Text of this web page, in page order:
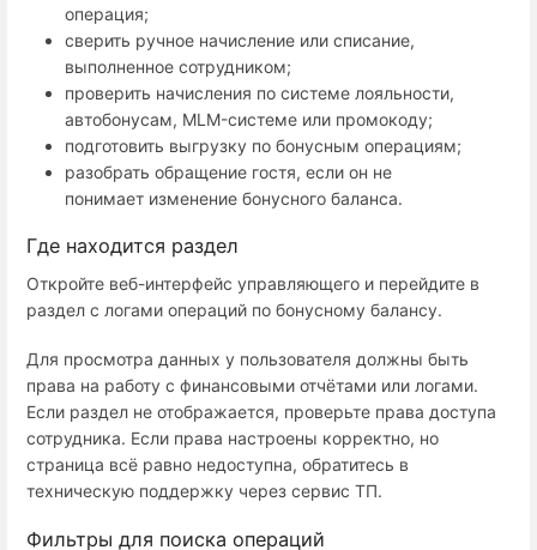
операция;
сверить ручное начисление или списание,
выполненное сотрудником;
проверить начисления по системе лояльности,
автобонусам, MLM-системе или промокоду;
подготовить выгрузку по бонусным операциям;
разобрать обращение гостя, если он не
понимает изменение бонусного баланса.
Где находится раздел
Откройте веб-интерфейс управляющего и перейдите в
раздел с логами операций по бонусному балансу.
Для просмотра данных у пользователя должны быть
права на работу с финансовыми отчётами или логами.
Если раздел не отображается, проверьте права доступа
сотрудника. Если права настроены корректно, но
страница всё равно недоступна, обратитесь в
техническую поддержку через сервис ТП.
Фильтры для поиска операций